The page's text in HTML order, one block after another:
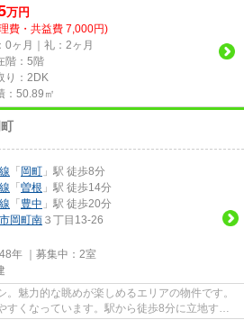
万円
費・共益費 7,000円)
0ヶ月｜礼：2ヶ月
階：5階
り：2DK
：50.89㎡
「 岡町 」駅 徒歩8分
「 曽根 」駅 徒歩14分
「 豊中 」駅 徒歩20分
岡町南 ３丁目13-26
年 ｜募集中： 2室
。魅力的な眺めが楽しめるエリアの物件です。
すくなっています。駅から徒歩8分に立地する